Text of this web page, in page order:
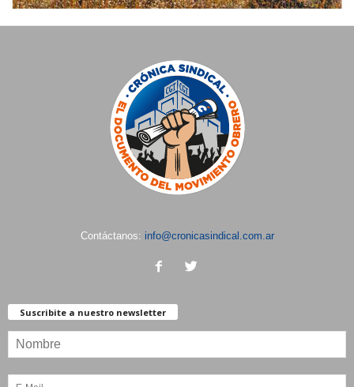
Contáctanos: info@cronicasindical.com.ar
Suscribite a nuestro newsletter